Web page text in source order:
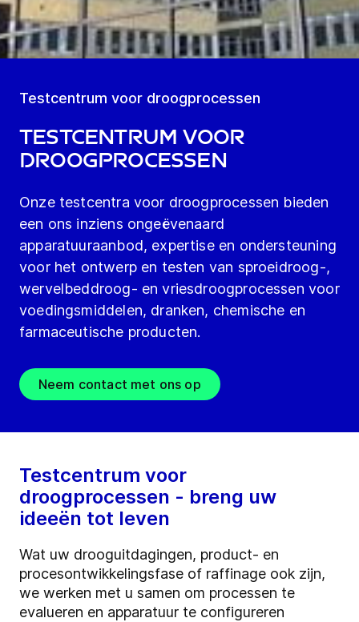
Testcentrum voor droogprocessen
Testcentrum voor
droogprocessen
Onze testcentra voor droogprocessen bieden
een ons inziens ongeëvenaard
apparatuuraanbod, expertise en ondersteuning
voor het ontwerp en testen van sproeidroog-,
wervelbeddroog- en vriesdroogprocessen voor
voedingsmiddelen, dranken, chemische en
farmaceutische producten.
Neem contact met ons op
Testcentrum voor
droogprocessen - breng uw
ideeën tot leven
Wat uw drooguitdagingen, product- en
procesontwikkelingsfase of raffinage ook zijn,
we werken met u samen om processen te
evalueren en apparatuur te configureren